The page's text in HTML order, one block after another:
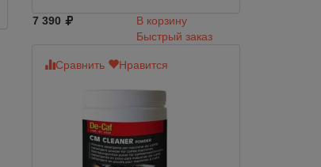
7 390
В корзину
Быстрый заказ
Сравнить Нравится